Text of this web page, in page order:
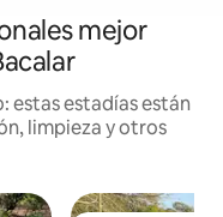
mejor
estas estadías están
limpieza y otros